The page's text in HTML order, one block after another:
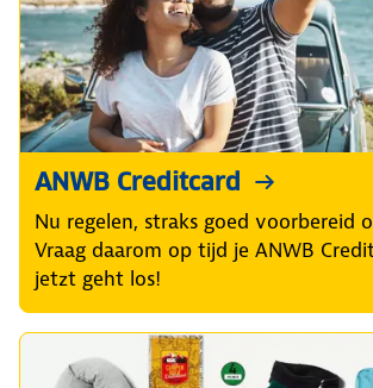
ANWB Creditcard
Nu regelen, straks goed voorbereid
Vraag daarom op tijd je ANWB
jetzt geht los!